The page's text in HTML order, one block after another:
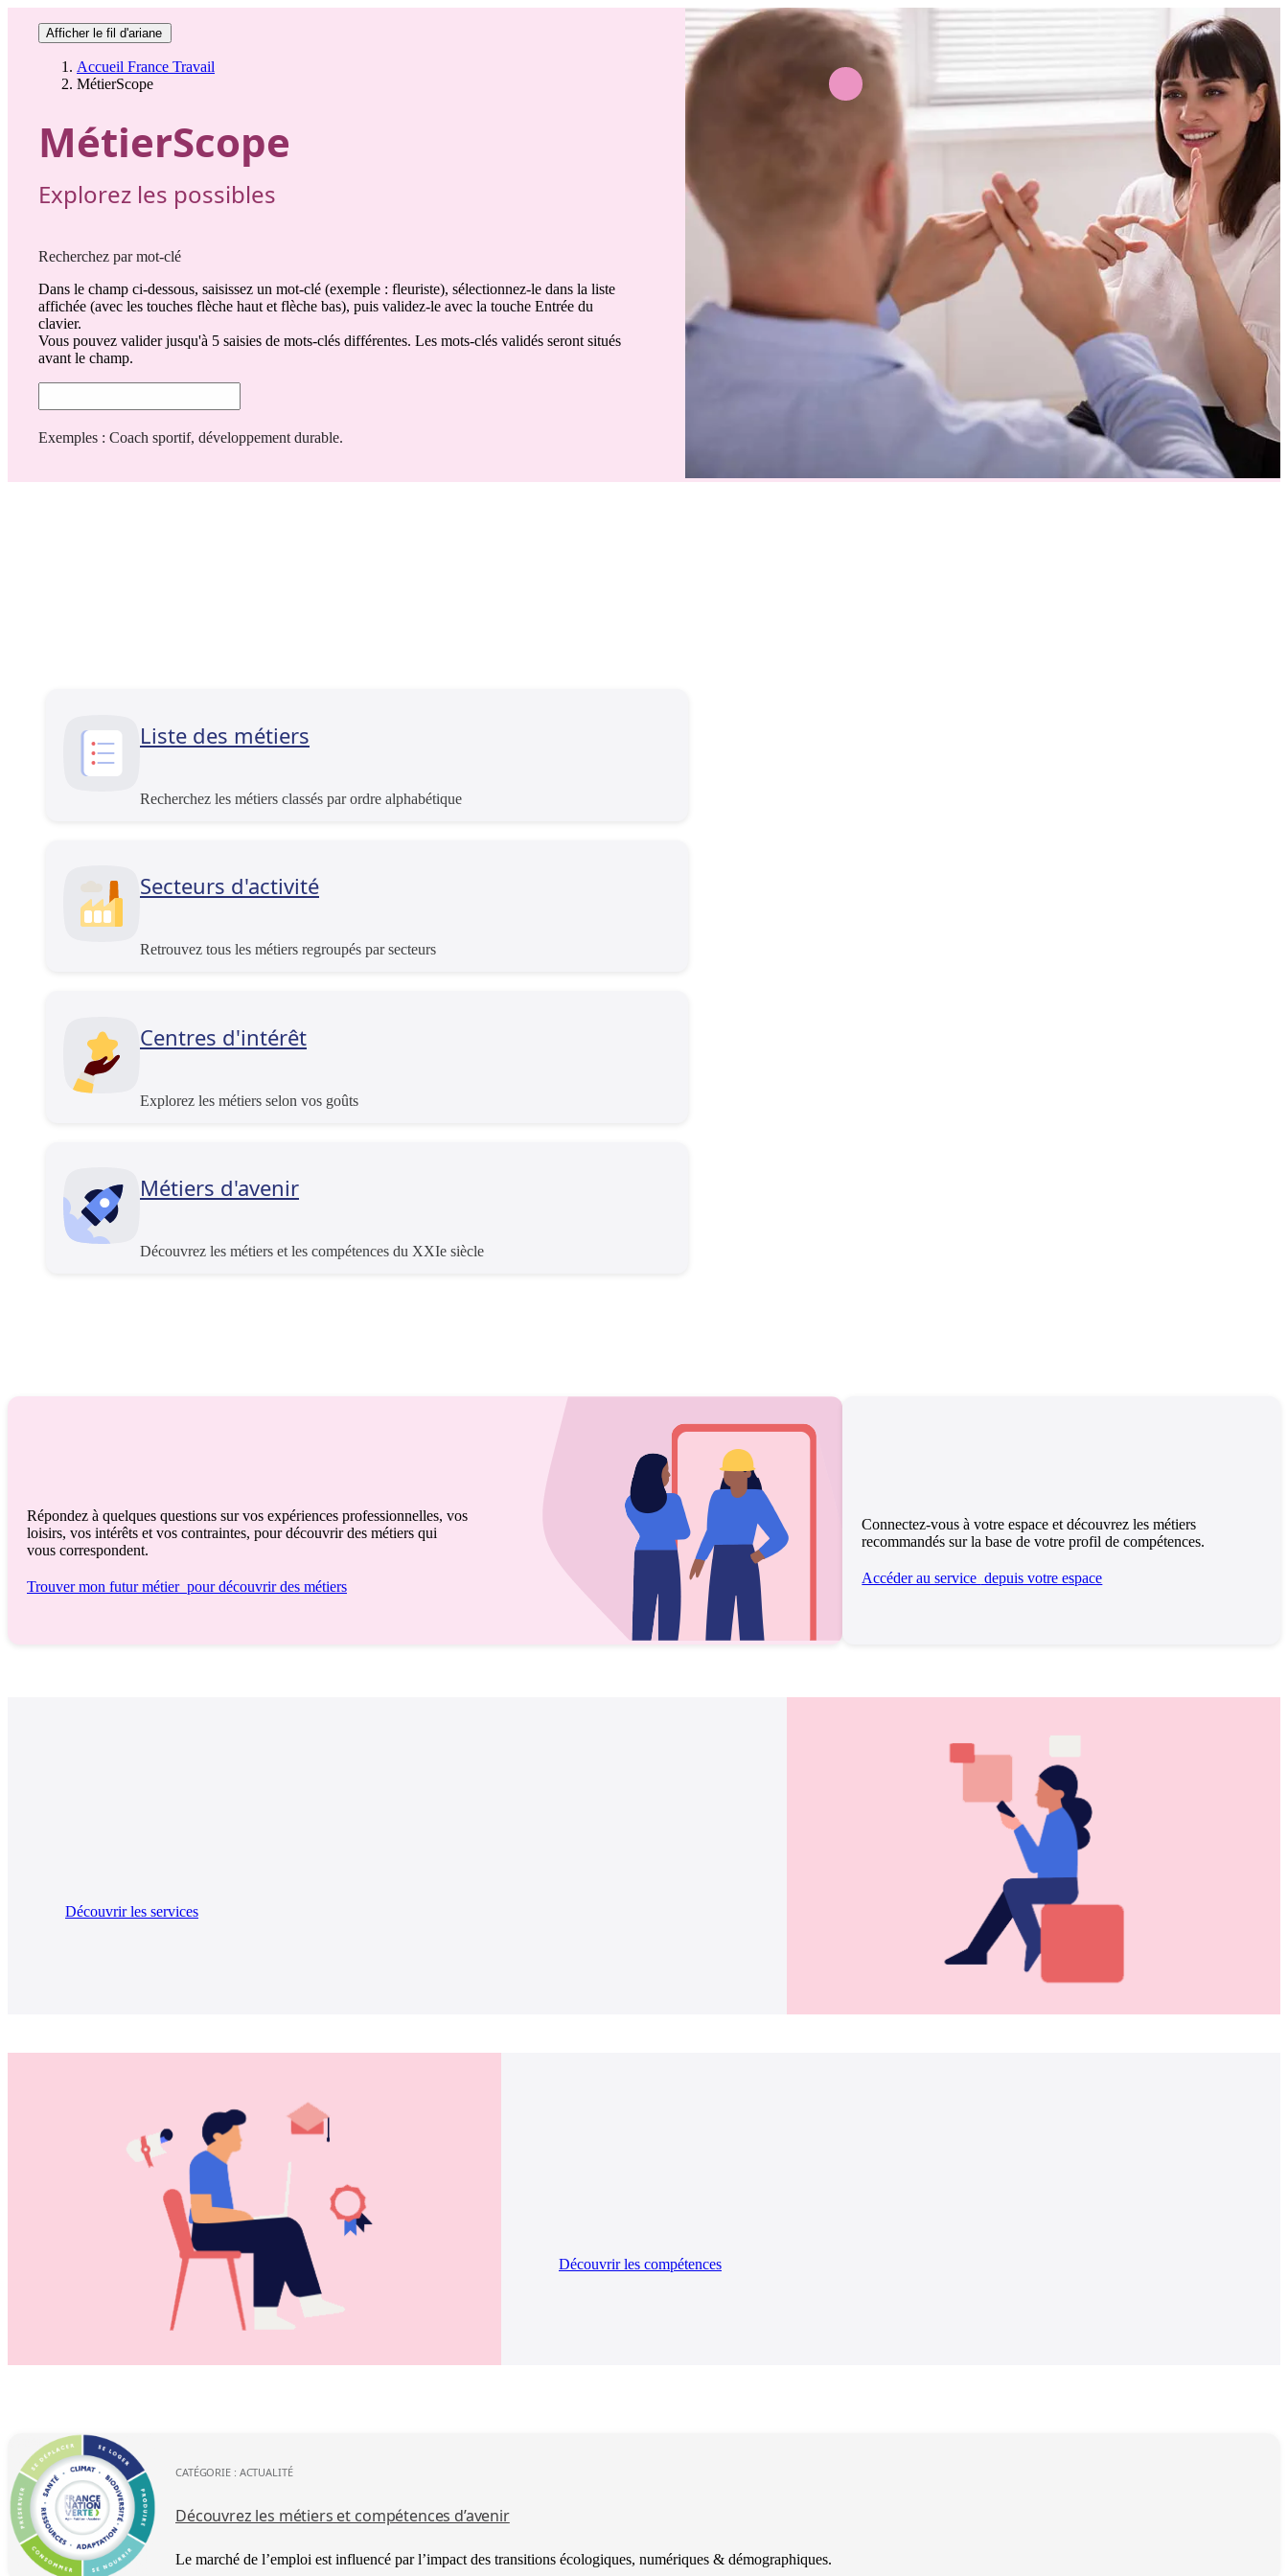
Afficher le fil d'ariane
Accueil France Travail
MétierScope
MétierScope
Explorez les possibles
Recherchez par mot-clé
Dans le champ ci-dessous, saisissez un mot-clé (exemple : fleuriste), sélectionnez-le dans la liste
affichée (avec les touches flèche haut et flèche bas), puis validez-le avec la touche Entrée du
clavier.
Vous pouvez valider jusqu'à 5 saisies de mots-clés différentes. Les mots-clés validés seront situés
avant le champ.
Exemples : Coach sportif, développement durable.
Liste des métiers
Recherchez les métiers classés par ordre alphabétique
Secteurs d'activité
Retrouvez tous les métiers regroupés par secteurs
Centres d'intérêt
Explorez les métiers selon vos goûts
Métiers d'avenir
Découvrez les métiers et les compétences du XXIe siècle
Répondez à quelques questions sur vos expériences professionnelles, vos
loisirs, vos intérêts et vos contraintes, pour découvrir des métiers qui
vous correspondent.
Trouver mon futur métier pour découvrir des métiers
Connectez-vous à votre espace et découvrez les métiers
recommandés sur la base de votre profil de compétences.
Accéder au service depuis votre espace
Découvrir les services
Découvrir les compétences
Découvrez les métiers et compétences d’avenir
CATÉGORIE : ACTUALITÉ
Le marché de l’emploi est influencé par l’impact des transitions écologiques, numériques & démographiques.